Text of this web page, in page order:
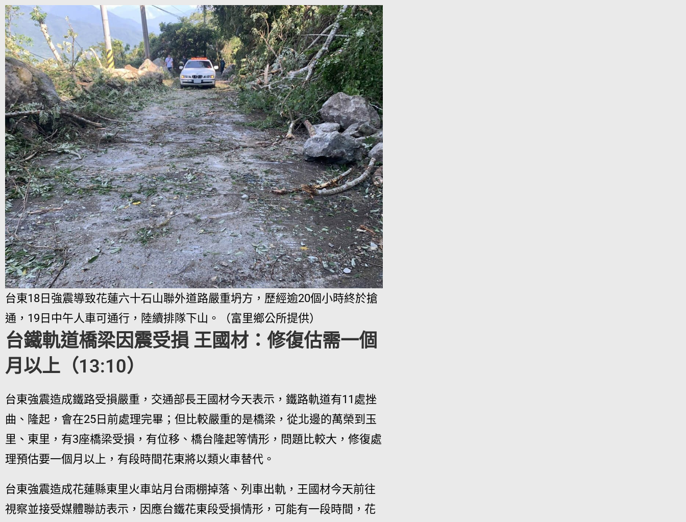
台東18日強震導致花蓮六十石山聯外道路嚴重坍方，歷經逾20個小時終於搶
通，19日中午人車可通行，陸續排隊下山。（富里鄉公所提供）
台鐵軌道橋梁因震受損 王國材：修復估需一個
月以上（13:10）
台東強震造成鐵路受損嚴重，交通部長王國材今天表示，鐵路軌道有11處挫
曲、隆起，會在25日前處理完畢；但比較嚴重的是橋梁，從北邊的萬榮到玉
里、東里，有3座橋梁受損，有位移、橋台隆起等情形，問題比較大，修復處
理預估要一個月以上，有段時間花東將以類火車替代。
台東強震造成花蓮縣東里火車站月台雨棚掉落、列車出軌，王國材今天前往
視察並接受媒體聯訪表示，因應台鐵花東段受損情形，可能有一段時間，花